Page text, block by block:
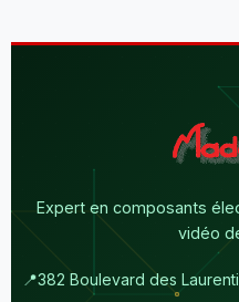
Expert en composants
vidéo
📍382 Boulevard des